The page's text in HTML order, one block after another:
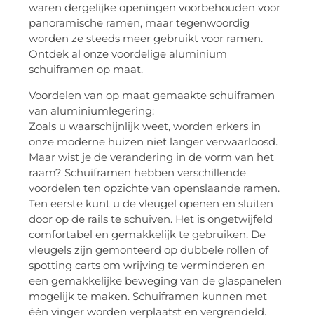
waren dergelijke openingen voorbehouden voor
panoramische ramen, maar tegenwoordig
worden ze steeds meer gebruikt voor ramen.
Ontdek al onze voordelige aluminium
schuiframen op maat.
Voordelen van op maat gemaakte schuiframen
van aluminiumlegering:
Zoals u waarschijnlijk weet, worden erkers in
onze moderne huizen niet langer verwaarloosd.
Maar wist je de verandering in de vorm van het
raam? Schuiframen hebben verschillende
voordelen ten opzichte van openslaande ramen.
Ten eerste kunt u de vleugel openen en sluiten
door op de rails te schuiven. Het is ongetwijfeld
comfortabel en gemakkelijk te gebruiken. De
vleugels zijn gemonteerd op dubbele rollen of
spotting carts om wrijving te verminderen en
een gemakkelijke beweging van de glaspanelen
mogelijk te maken. Schuiframen kunnen met
één vinger worden verplaatst en vergrendeld.